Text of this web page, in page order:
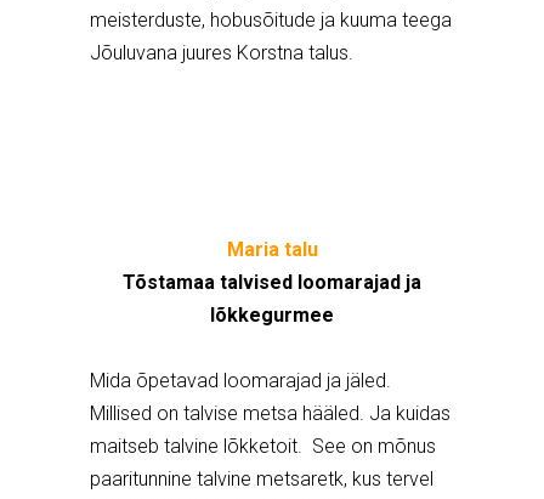
meisterduste, hobusõitude ja kuuma teega
Jõuluvana juures Korstna talus.
Maria talu
Tõstamaa talvised loomarajad ja
lõkkegurmee
Mida õpetavad loomarajad ja jäled.
Millised on talvise metsa hääled. Ja kuidas
maitseb talvine lõkketoit. See on mõnus
paaritunnine talvine metsaretk, kus tervel